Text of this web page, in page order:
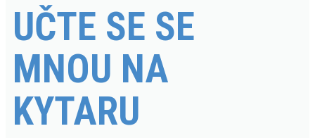
UČTE SE SE
MNOU NA
KYTARU